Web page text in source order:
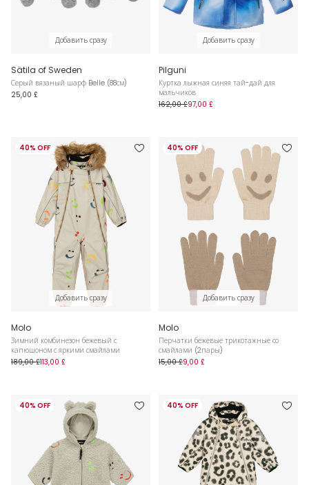
Добавить сразу
Sätila of Sweden
Серый вязаный шарф Belle (88см)
25,00 £
Добавить сразу
Pilguni
Куртка лыжная синяя тай-дай для
мальчиков
162,00 £97,00 £
40% OFF
Добавить сразу
Molo
Зимний комбинезон бежевый с
капюшоном с яркими смайлами
189,00 £113,00 £
40% OFF
Добавить сразу
Molo
Перчатки бежевые трикотажные со
смайлами (2пары)
15,00 £9,00 £
40% OFF 40% OFF